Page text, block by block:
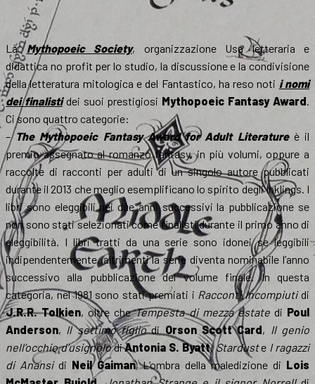
LaMythopoeic Society, organizzazione Usa letteraria e
didattica no profit per lo studio, la discussione e la condivisione
della letteratura mitologica e del Fantastico, ha reso noti i nomi
dei finalistidei suoi prestigiosi Mythopoeic Fantasy Award.
Ci sono quattro categorie:
–The Mythopoeic Fantasy Award for Adult Literatureè il
premio assegnato al romanzo fantasy, in più volumi, oppure a
raccolte di racconti per adulti di un singolo autore pubblicati
durante il 2013 che meglio esemplificano lo spirito degli Inklings. I
libri sono eleggibili nei due anni successivi la pubblicazione se
non sono stati selezionati come finalisti durante il primo anno di
eleggibilità. I libri tratti da una serie sono idonei se leggibili
indipendentemente, altrimenti la serie diventa nominabile l’anno
successivo alla pubblicazione del volume finale. In questa
categoria, nel 1981 sono stati premiati i Racconti Incompiutidi
J.R.R. Tolkien, oltre cheTempesta di mezza estatedi Poul
Anderson, Il settimo figliodi Orson Scott Card, Il genio
nell’occhio d’usignolodiAntonia S. Byatt,Starduste I ragazzi
di Anansidi Neil Gaiman, L’ombra della maledizione di Lois